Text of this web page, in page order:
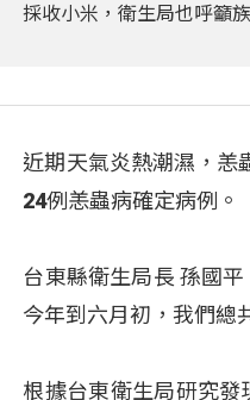
採收小米，衛生局也呼籲
近期天氣炎熱潮濕，恙
24例恙蟲病確定病例。
台東縣衛生局長 孫國
今年到六月初，我們總
根據台東衛生局研究